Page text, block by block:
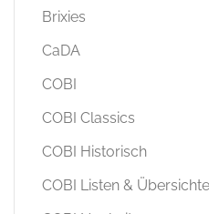
Brixies
CaDA
COBI
COBI Classics
COBI Historisch
COBI Listen &